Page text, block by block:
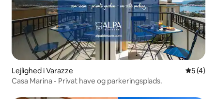
Lejlighed i Varazze 5 ud af 5
5 (4)
Casa Marina - Privat have og parkeringsplads.